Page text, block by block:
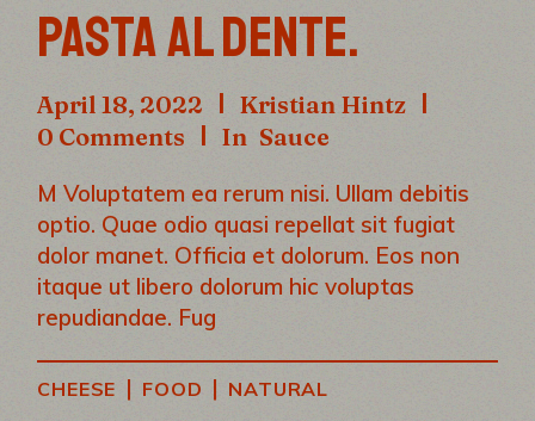
PASTA AL DENTE.
April 18, 2022
Kristian Hintz
0 Comments
In Sauce
M Voluptatem ea rerum nisi. Ullam debitis
optio. Quae odio quasi repellat sit fugiat
dolor manet. Officia et dolorum. Eos non
itaque ut libero dolorum hic voluptas
repudiandae. Fug
CHEESE | FOOD | NATURAL